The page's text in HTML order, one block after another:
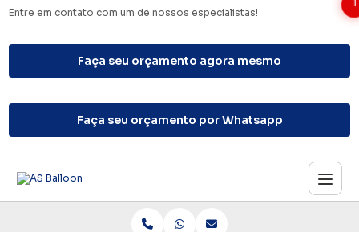
Entre em contato com um de nossos especialistas!
Faça seu orçamento agora mesmo
Faça seu orçamento por Whatsapp
1